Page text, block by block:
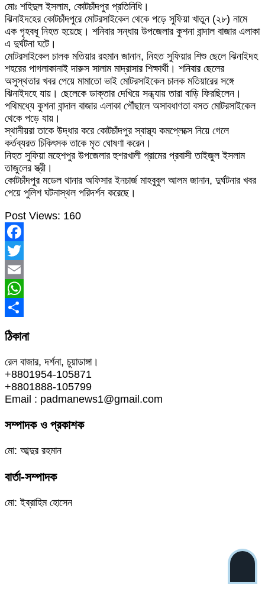
মোঃ শহিদুল ইসলাম, কোটচাঁদপুর প্রতিনিধি।
ঝিনাইদহের কোটচাঁদপুরে মোটরসাইকেল থেকে পড়ে সুফিয়া খাতুন (২৮) নামে
এক গৃহবধূ নিহত হয়েছে। শনিবার সন্ধায় উপজেলার কুশনা বান্দাল বাজার এলাকা
এ দুর্ঘটনা ঘটে।
মোটরসাইকেল চালক মতিয়ার রহমান জানান, নিহত সুফিয়ার শিশু ছেলে ঝিনাইদহ
শহরের পাগলাকানাই দারুস সালাম মাদ্রাসার শিক্ষার্থী। শনিবার ছেলের
অসুস্থতার খবর পেয়ে মামাতো ভাই মোটরসাইকেল চালক মতিয়ারের সঙ্গে
ঝিনাইদহে যায়। ছেলেকে ডাক্তার দেখিয়ে সন্ধ্যায় তারা বাড়ি ফিরছিলেন।
পথিমধ্যে কুশনা বান্দাল বাজার এলাকা পৌঁছালে অসাবধাণতা বসত মোটরসাইকেল
থেকে পড়ে যায়।
স্থানীয়রা তাকে উদ্ধার করে কোটচাঁদপুর স্বাস্থ্য কমপ্লেক্সে নিয়ে গেলে
কর্তব্যরত চিকিৎসক তাকে মৃত ঘোষণা করেন।
নিহত সুফিয়া মহেশপুর উপজেলার হুশরখালী গ্রামের প্রবাসী তাইজুল ইসলাম
তাজুলের স্ত্রী।
কোটচাঁদপুর মডেল থানার অফিসার ইনচার্জ মাহবুবুল আলম জানান, দুর্ঘটনার খবর
পেয়ে পুলিশ ঘটনাস্থল পরিদর্শন করেছে।
Post Views: 160
Facebook
Twitter
Email
WhatsApp
Share
ঠিকানা
রেল বাজার, দর্শনা, চুয়াডাঙ্গা।
+8801954-105871
+8801888-105799
Email : padmanews1@gmail.com
সম্পাদক ও প্রকাশক
মো: আব্দুর রহমান
বার্তা-সম্পাদক
মো: ইব্রাহিম হোসেন